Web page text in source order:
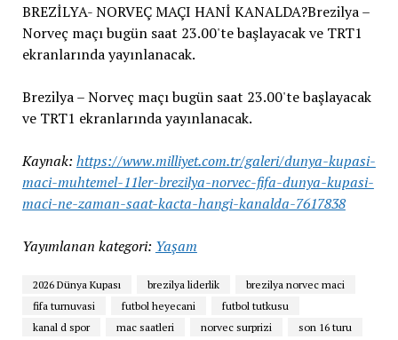
BREZİLYA- NORVEÇ MAÇI HANİ KANALDA?Brezilya –
Norveç maçı bugün saat 23.00'te başlayacak ve TRT1
ekranlarında yayınlanacak.
Brezilya – Norveç maçı bugün saat 23.00'te başlayacak
ve TRT1 ekranlarında yayınlanacak.
Kaynak: https://www.milliyet.com.tr/galeri/dunya-kupasi-
maci-muhtemel-11ler-brezilya-norvec-fifa-dunya-kupasi-
maci-ne-zaman-saat-kacta-hangi-kanalda-7617838
Yayımlanan kategori: Yaşam
2026 Dünya Kupası brezilya liderlik
brezilya norvec maci
fifa turnuvasi
futbol heyecani
futbol tutkusu
kanal d spor
mac saatleri norvec surprizi son 16 turu